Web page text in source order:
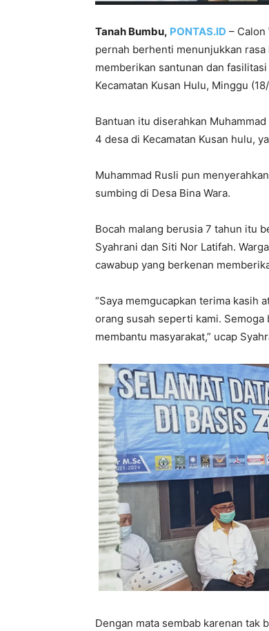
Tanah Bumbu, PONTAS.ID – Calon
pernah berhenti menunjukkan
memberikan santunan dan
Kecamatan Kusan Hulu, Minggu
Bantuan itu diserahkan
4 desa di Kecamatan Kusan hulu,
Muhammad Rusli pun
sumbing di Desa Bina Wara.
Bocah malang berusia 7 tahun itu
Syahrani dan Siti Nor Latifah.
cawabup yang berkenan
“Saya memgucapkan terima kasih
orang susah seperti kami.
membantu masyarakat,” ucap
Dengan mata sembab karenan tak